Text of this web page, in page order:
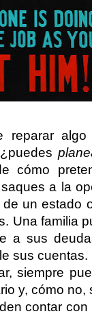
reparar
cómo
a la
un estado
Una familia
a sus
sus
siempre
y, cómo no,
contar